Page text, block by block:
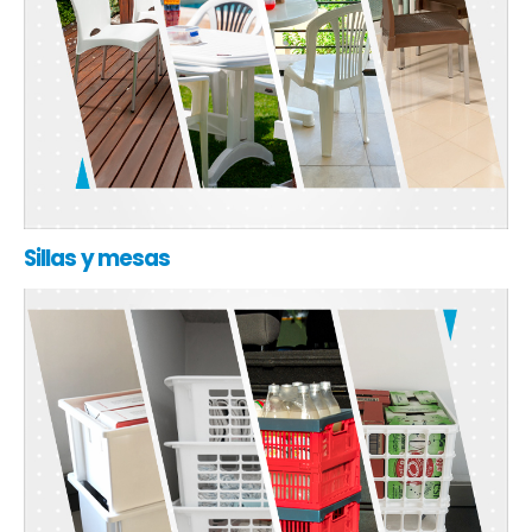
Sillas y mesas